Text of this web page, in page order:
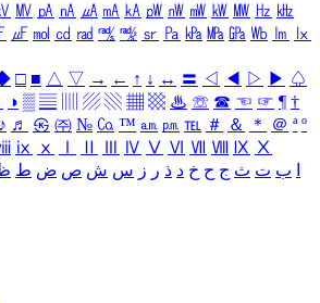
㎹ ㎀ ㎁ ㎂ ㎃ ㎄ ㎺ ㎻ ㎽ ㎾ ㎿ ㎐ ㎑
㎌ ㏖ ㏅ ㎭ ㎮ ㎯ ㏛ ㎩ ㎪ ㎫ ㎬ ㏝ ㏐
㏓
□ ■ △ ▽ → ← ↑ ↓ ↔ 〓 ◁ ◀ ▷ ▶ ♤
◑ ▒ ▤ ▨ ▧ ▦ ▩ ♨ ☏ ☎ ☜ ☞ ¶ †
♪ ♬ ㉿ ㈜ № ㏇ ™ ㏂ ㏘ ℡ ＃ ＆ ＊ ＠ ª º
ⅸ ⅹ Ⅳ Ⅴ Ⅵ Ⅶ Ⅷ Ⅸ Ⅹ
ب ت ث ج ح خ د ذ ر ز س ش ص ض ط